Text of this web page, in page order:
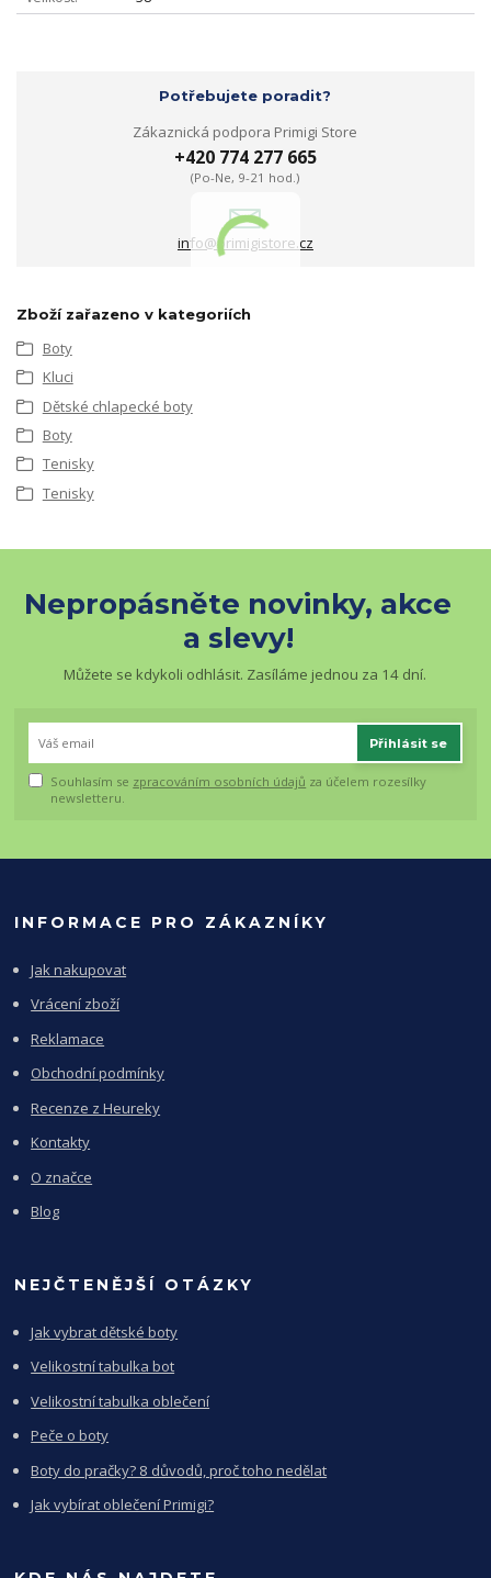
Potřebujete poradit?
Zákaznická podpora Primigi Store
+420 774 277 665
(Po-Ne, 9-21 hod.)
info@primigistore.cz
Zboží zařazeno v kategoriích
Boty
Kluci
Dětské chlapecké boty
Boty
Tenisky
Tenisky
Nepropásněte novinky, akce
a slevy!
Můžete se kdykoli odhlásit. Zasíláme jednou za 14 dní.
Přihlásit se
Souhlasím se zpracováním osobních údajů za účelem rozesílky
newsletteru.
INFORMACE PRO ZÁKAZNÍKY
Jak nakupovat
Vrácení zboží
Reklamace
Obchodní podmínky
Recenze z Heureky
Kontakty
O značce
Blog
NEJČTENĚJŠÍ OTÁZKY
Jak vybrat dětské boty
Velikostní tabulka bot
Velikostní tabulka oblečení
Peče o boty
Boty do pračky? 8 důvodů, proč toho nedělat
Jak vybírat oblečení Primigi?